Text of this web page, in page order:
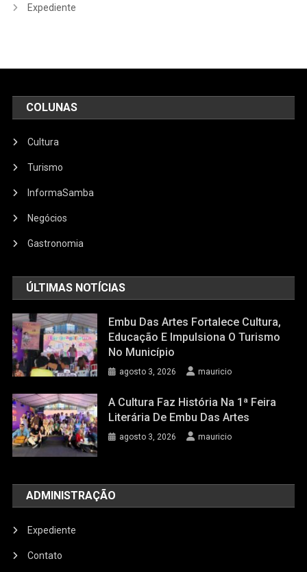
Expediente
COLUNAS
Cultura
Turismo
InformaSamba
Negócios
Gastronomia
ÚLTIMAS NOTÍCIAS
Embu Das Artes Fortalece Cultura,
Educação E Impulsiona O Turismo
No Município
agosto 3, 2026 mauricio
A Cultura Faz História Na 1ª Feira
Literária De Embu Das Artes
agosto 3, 2026 mauricio
ADMINISTRAÇÃO
Expediente
Contato